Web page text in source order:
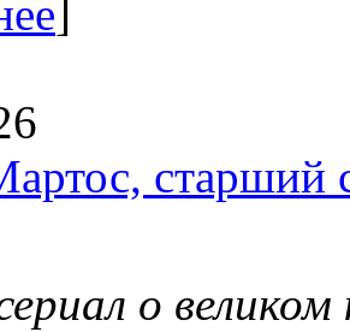
старший
о великом